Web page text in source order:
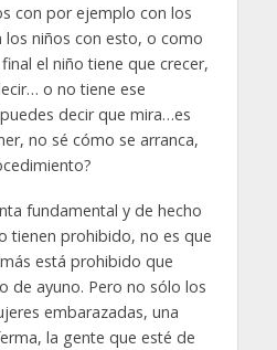
con por ejemplo con los
los niños con esto, o como
el niño tiene que crecer,
o no tiene ese
decir que mira…es
no sé cómo se arranca,
fundamental y de hecho
tienen prohibido, no es que
está prohibido que
de ayuno. Pero no sólo los
embarazadas, una
la gente que esté de